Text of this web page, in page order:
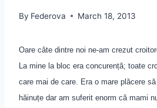
By Federova March 18, 2013
Oare câte dintre noi ne-am crezut
La mine la bloc era concurență; toate
care mai de care. Era o mare plăcere
hăinuțe dar am suferit enorm că mami